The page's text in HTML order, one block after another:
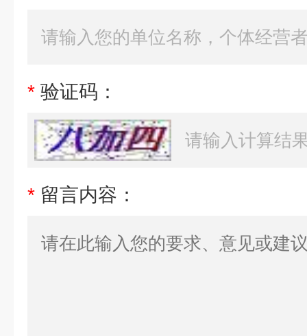
* 验证码：
* 留言内容：